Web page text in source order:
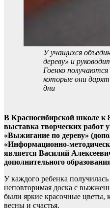
У учащихся
дереву» и
Гоенко
которые они дарят
дни
В Красносибирской школе к
выставка творческих работ
«Выжигание по дереву»
«Информационно-
является Василий
дополнительного
У каждого ребенка
неповторимая доска с
были яркие красочные цветы,
весны и счастья.